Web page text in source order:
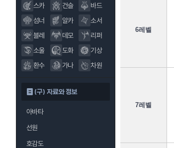
스카
건슬
바드
섬너
알카
소서
블레
데모
리퍼
소울
도화
기상
환수
가나 차원
(구) 자료와 정보
아바타
선원
호감도
6레벨
7레벨